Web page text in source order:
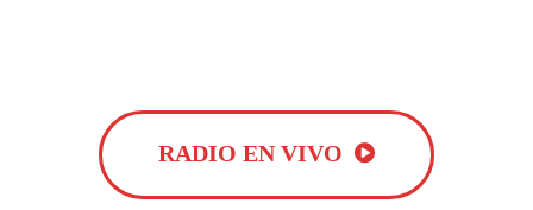
RADIO EN VIVO